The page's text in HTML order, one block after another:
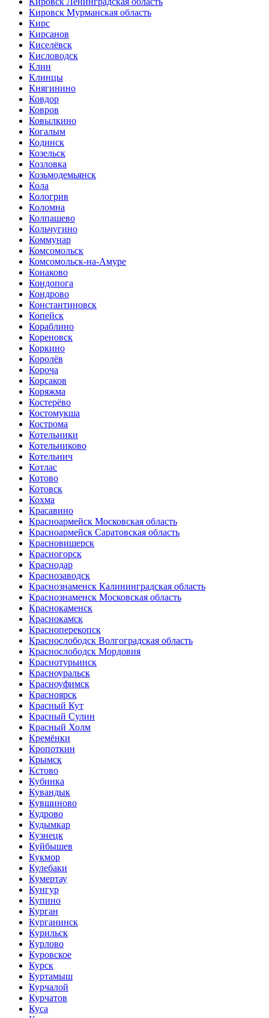
Кировск Мурманская область
Кирс
Кирсанов
Киселёвск
Кисловодск
Клин
Клинцы
Княгинино
Ковдор
Ковров
Ковылкино
Когалым
Кодинск
Козельск
Козловка
Козьмодемьянск
Кола
Кологрив
Коломна
Колпашево
Кольчугино
Коммунар
Комсомольск
Комсомольск-на-Амуре
Конаково
Кондопога
Кондрово
Константиновск
Копейск
Кораблино
Кореновск
Коркино
Королёв
Короча
Корсаков
Коряжма
Костерёво
Костомукша
Кострома
Котельники
Котельниково
Котельнич
Котлас
Котово
Котовск
Кохма
Красавино
Красноармейск Московская область
Красноармейск Саратовская область
Красновишерск
Красногорск
Краснодар
Краснозаводск
Краснознаменск Калининградская область
Краснознаменск Московская область
Краснокаменск
Краснокамск
Красноперекопск
Краснослободск Волгоградская область
Краснослободск Мордовия
Краснотурьинск
Красноуральск
Красноуфимск
Красноярск
Красный Кут
Красный Сулин
Красный Холм
Кремёнки
Кропоткин
Крымск
Кстово
Кубинка
Кувандык
Кувшиново
Кудрово
Кудымкар
Кузнецк
Куйбышев
Кукмор
Кулебаки
Кумертау
Кунгур
Купино
Курган
Курганинск
Курильск
Курлово
Куровское
Курск
Куртамыш
Курчалой
Курчатов
Куса